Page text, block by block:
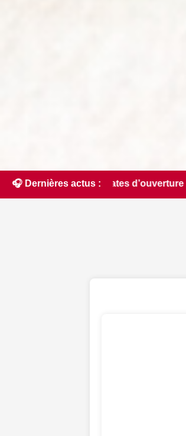
🎧 Dernières actus :
la chasse 2026 -